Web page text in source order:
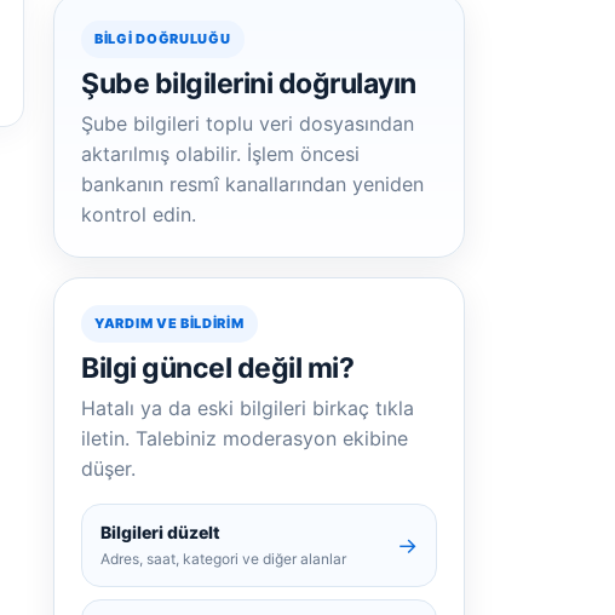
BILGI DOĞRULUĞU
Şube bilgilerini doğrulayın
Şube bilgileri toplu veri dosyasından
aktarılmış olabilir. İşlem öncesi
bankanın resmî kanallarından yeniden
kontrol edin.
YARDIM VE BILDIRIM
Bilgi güncel değil mi?
Hatalı ya da eski bilgileri birkaç tıkla
iletin. Talebiniz moderasyon ekibine
düşer.
Bilgileri düzelt
Adres, saat, kategori ve diğer alanlar
→